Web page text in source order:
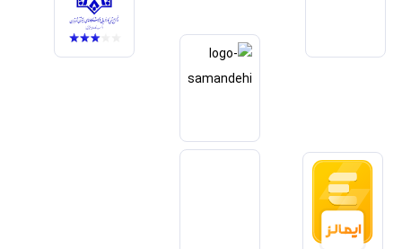
را در اولویت قرار می‌دهند. گوشی آنلاین با تکیه بر تجربه و تخصص، با قدرت به
سمت تحقق این چشم‌انداز حرکت می‌کند.